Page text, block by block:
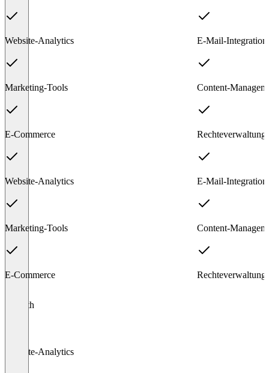
Website-Analytics
Marketing-Tools
E-Commerce
Website-Analytics
Marketing-Tools
E-Commerce
E-Mail-
Content-
Rechteverwaltung
E-Mail-
Content-
Rechteverwaltung
Growth
Website-Analytics